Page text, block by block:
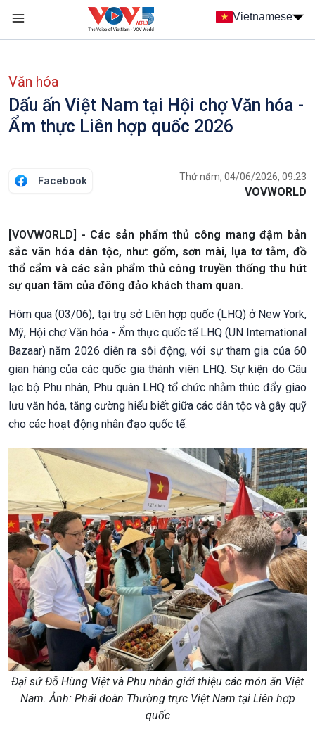
Nhảy đến nội dung
Vietnamese
Văn hóa
Dấu ấn Việt Nam tại Hội chợ Văn hóa -
Ẩm thực Liên hợp quốc 2026
Facebook Thứ năm, 04/06/2026, 09:23
VOVWORLD
[VOVWORLD] - Các sản phẩm thủ công mang đậm bản
sắc văn hóa dân tộc, như: gốm, sơn mài, lụa tơ tằm, đồ
thổ cẩm và các sản phẩm thủ công truyền thống thu hút
sự quan tâm của đông đảo khách tham quan.
Hôm qua (03/06), tại trụ sở Liên hợp quốc (LHQ) ở New York,
Mỹ, Hội chợ Văn hóa - Ẩm thực quốc tế LHQ (UN International
Bazaar) năm 2026 diễn ra sôi động, với sự tham gia của 60
gian hàng của các quốc gia thành viên LHQ. Sự kiện do Câu
lạc bộ Phu nhân, Phu quân LHQ tổ chức nhằm thúc đẩy giao
lưu văn hóa, tăng cường hiểu biết giữa các dân tộc và gây quỹ
cho các hoạt động nhân đạo quốc tế.
Đại sứ Đỗ Hùng Việt và Phu nhân giới thiệu các món ăn Việt
Nam. Ảnh: Phái đoàn Thường trực Việt Nam tại Liên hợp
quốc